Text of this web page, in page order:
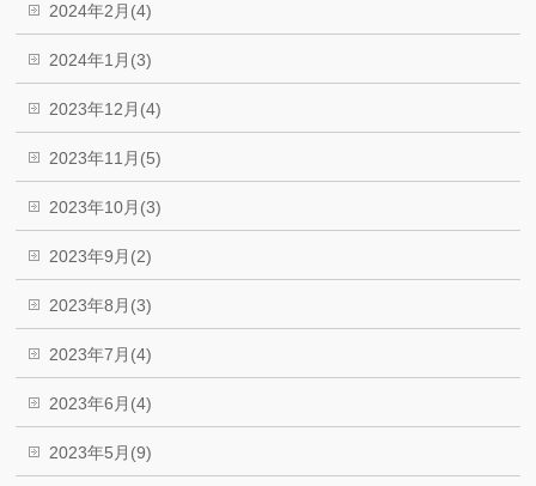
2024年2月(4)
2024年1月(3)
2023年12月(4)
2023年11月(5)
2023年10月(3)
2023年9月(2)
2023年8月(3)
2023年7月(4)
2023年6月(4)
2023年5月(9)